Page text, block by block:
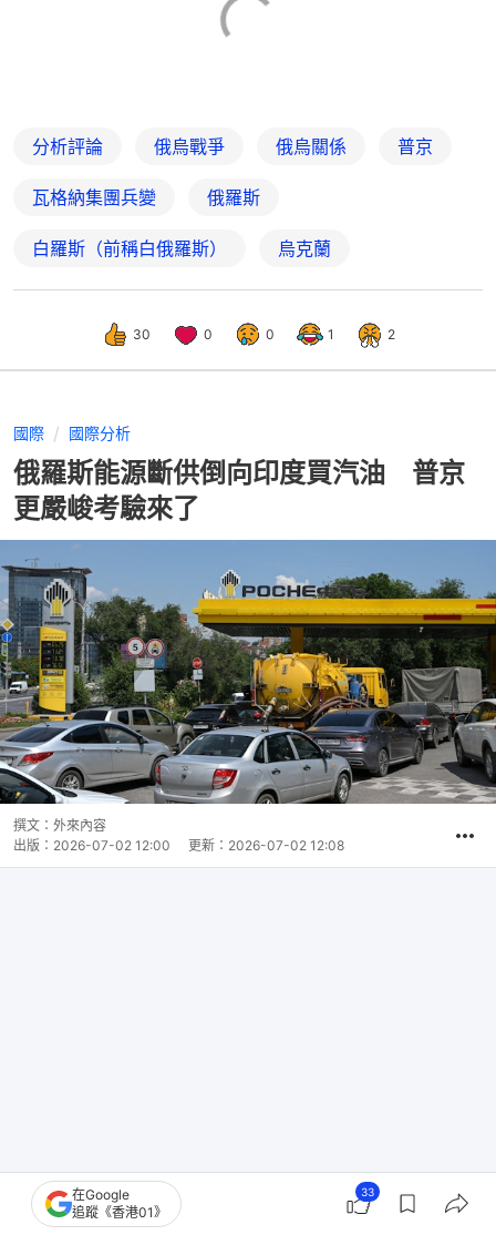
分析評論 俄烏戰爭 俄烏關係 普京
瓦格納集團兵變 俄羅斯
白羅斯（前稱白俄羅斯） 烏克蘭
30 0 0 1 2
國際 國際分析
俄羅斯能源斷供倒向印度買汽油 普京
更嚴峻考驗來了
撰文： 外來內容
出版： 2026-07-02 12:00 更新： 2026-07-02 12:08
我相信，普京可能以前都沒想到，有一天，俄羅斯要
在Google
追蹤《香港01》
33